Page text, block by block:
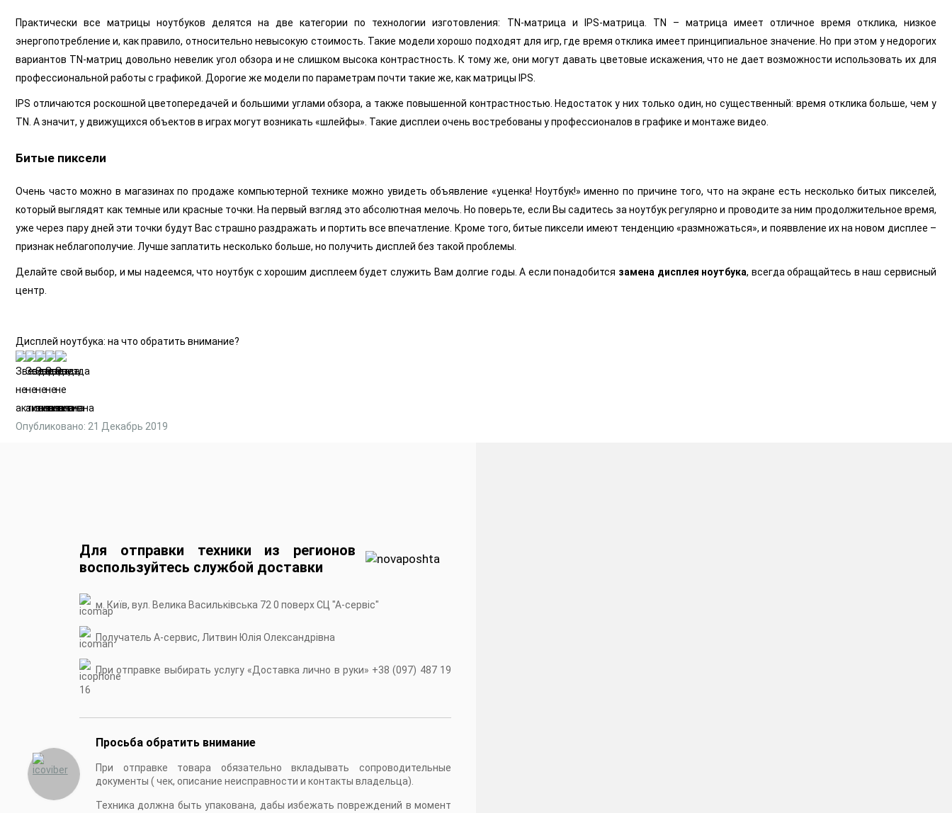
Практически все матрицы ноутбуков делятся на две категории по технологии изготовления: TN-матрица и IPS-матрица. TN – матрица имеет отличное время отклика, низкое
энергопотребление и, как правило, относительно невысокую стоимость. Такие модели хорошо подходят для игр, где время отклика имеет принципиальное значение. Но при этом у недорогих
вариантов TN-матриц довольно невелик угол обзора и не слишком высока контрастность. К тому же, они могут давать цветовые искажения, что не дает возможности использовать их для
профессиональной работы с графикой. Дорогие же модели по параметрам почти такие же, как матрицы IPS.
IPS отличаются роскошной цветопередачей и большими углами обзора, а также повышенной контрастностью. Недостаток у них только один, но существенный: время отклика больше, чем у
TN. А значит, у движущихся объектов в играх могут возникать «шлейфы». Такие дисплеи очень востребованы у профессионалов в графике и монтаже видео.
Битые пиксели
Очень часто можно в магазинах по продаже компьютерной технике можно увидеть объявление «уценка! Ноутбук!» именно по причине того, что на экране есть несколько битых пикселей,
который выглядят как темные или красные точки. На первый взгляд это абсолютная мелочь. Но поверьте, если Вы садитесь за ноутбук регулярно и проводите за ним продолжительное время,
уже через пару дней эти точки будут Вас страшно раздражать и портить все впечатление. Кроме того, битые пиксели имеют тенденцию «размножаться», и появвление их на новом дисплее –
признак неблагополучие. Лучше заплатить несколько больше, но получить дисплей без такой проблемы.
Делайте свой выбор, и мы надеемся, что ноутбук с хорошим дисплеем будет служить Вам долгие годы. А если понадобится замена дисплея ноутбука, всегда обращайтесь в наш сервисный
центр.
Дисплей ноутбука: на что обратить внимание?
Опубликовано: 21 Декабрь 2019
Для отправки техники из регионов
воспользуйтесь службой доставки
м. Київ, вул. Велика Васильківська 72 0 поверх СЦ "А-сервiс"
Получатель А-сервис, Литвин Юлія Олександрівна
При отправке выбирать услугу «Доставка лично в руки» +38 (097) 487 19
16
Просьба обратить внимание
При отправке товара обязательно вкладывать сопроводительные
документы ( чек, описание неисправности и контакты владельца).
Техника должна быть упакована, дабы избежать повреждений в момент